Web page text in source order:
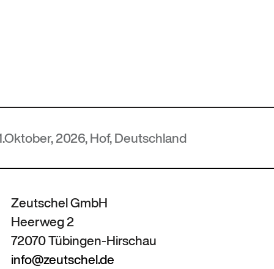
Hof, Deutschland
Zeutschel GmbH
Heerweg 2
72070 Tübingen-Hirschau
info@zeutschel.de